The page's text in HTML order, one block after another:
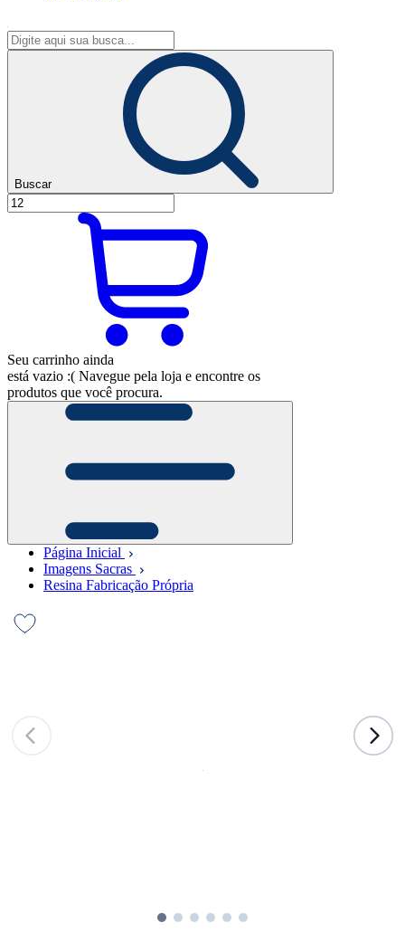
Buscar
Seu carrinho ainda
está vazio :( Navegue pela loja e encontre os
produtos que você procura.
Página Inicial
Imagens Sacras
Resina Fabricação Própria